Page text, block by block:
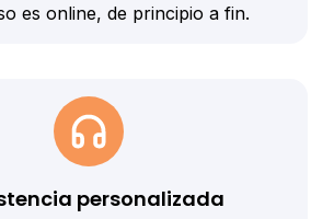
es online, de principio a fin.
personalizada